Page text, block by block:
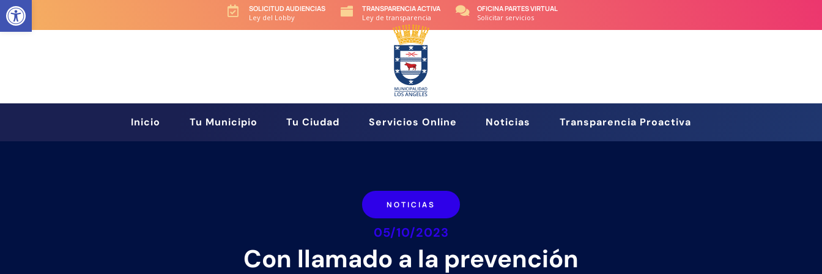

SOLICITUD AUDIENCIAS
Ley del Lobby

TRANSPARENCIA ACTIVA
Ley de transparencia

OFICINA PARTES VIRTUAL
Solicitar servicios
Inicio Tu Municipio Tu Ciudad Servicios Online Noticias Transparencia Proactiva
NOTICIAS
05/10/2023
Con llamado a la prevención